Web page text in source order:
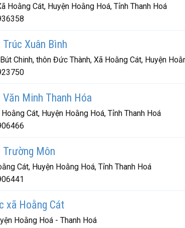
Hoằng Cát, Huyện Hoằng Hoá, Tỉnh Thanh Hoá
Xuân Bình
Chinh, thôn Đức Thành, Xã Hoằng Cát, Huyện
Minh Thanh Hóa
Cát, Huyện Hoằng Hoá, Tỉnh Thanh Hoá
Trường Môn
Cát, Huyện Hoằng Hoá, Tỉnh Thanh Hoá
xã Hoằng Cát
Hoằng Hoá - Thanh Hoá